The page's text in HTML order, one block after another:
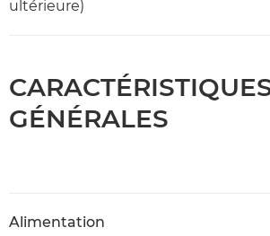
ultérieure)
GÉNÉRALES
Alimentation